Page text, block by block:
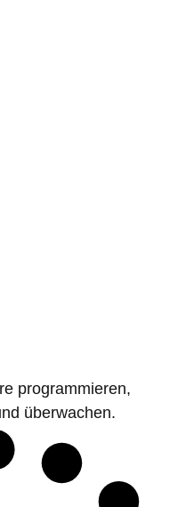
programmieren,
überwachen.